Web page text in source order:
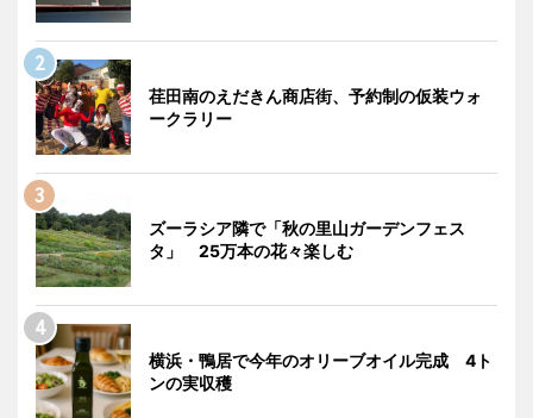
荏田南のえだきん商店街、予約制の仮装ウォ
ークラリー
ズーラシア隣で「秋の里山ガーデンフェス
タ」 25万本の花々楽しむ
横浜・鴨居で今年のオリーブオイル完成 4ト
ンの実収穫